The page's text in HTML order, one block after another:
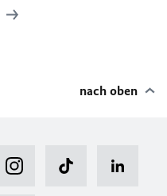
nach oben